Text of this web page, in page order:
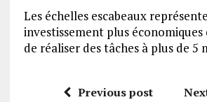
Les échelles escabeaux
investissement plus
de réaliser des tâches à plus de 5
Previous post